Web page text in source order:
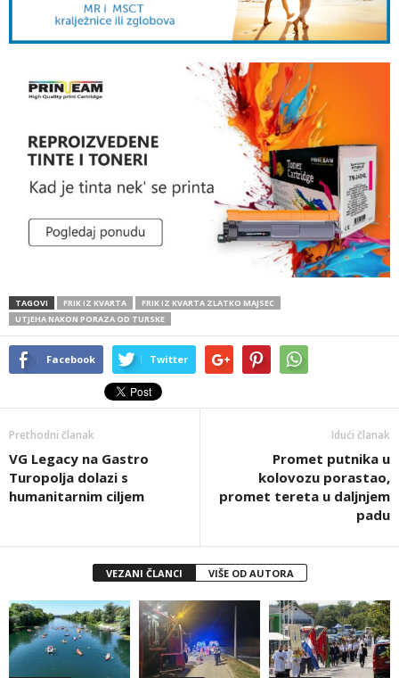
TAGOVI FRIK IZ KVARTA
FRIK IZ KVARTA ZLATKO MAJSEC
UTJEHA NAKON PORAZA OD TURSKE
Facebook Twitter
Prethodni članak
VG Legacy na Gastro
Turopolja dolazi s
humanitarnim ciljem
Idući članak
Promet putnika u
kolovozu porastao,
promet tereta u daljnjem
padu
VEZANI ČLANCI VIŠE OD AUTORA